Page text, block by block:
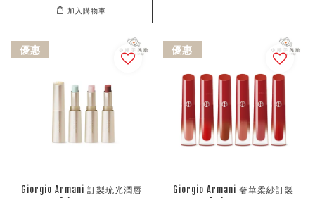
加入購物車
優惠
Giorgio Armani 訂製琉光潤唇
優惠
Giorgio Armani 奢華柔紗訂製